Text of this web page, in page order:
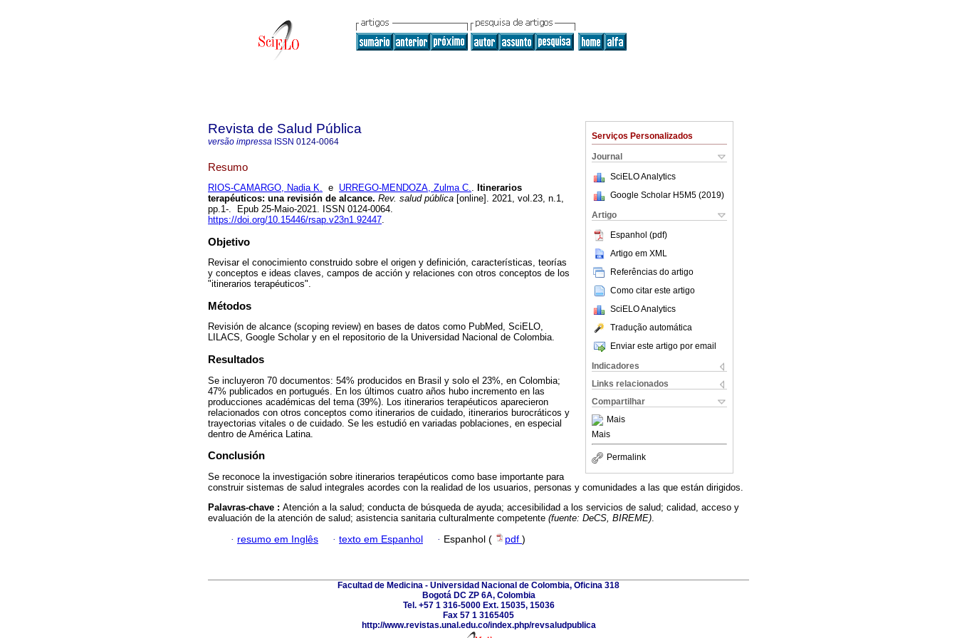
Serviços Personalizados
Journal
SciELO Analytics
Google Scholar H5M5 (2019)
Artigo
Espanhol (pdf)
Artigo em XML
Referências do artigo
Como citar este artigo
SciELO Analytics
Tradução automática
Enviar este artigo por email
Indicadores
Links relacionados
Compartilhar
Mais
Mais
Permalink
Revista de Salud Pública
versão impressa ISSN 0124-0064
Resumo
RIOS-CAMARGO, Nadia K. e URREGO-MENDOZA, Zulma C.. Itinerarios
terapéuticos: una revisión de alcance. Rev. salud pública [online]. 2021, vol.23, n.1,
pp.1-. Epub 25-Maio-2021. ISSN 0124-0064.
https://doi.org/10.15446/rsap.v23n1.92447.
Objetivo
Revisar el conocimiento construido sobre el origen y definición, características, teorías
y conceptos e ideas claves, campos de acción y relaciones con otros conceptos de los
"itinerarios terapéuticos".
Métodos
Revisión de alcance (scoping review) en bases de datos como PubMed, SciELO,
LILACS, Google Scholar y en el repositorio de la Universidad Nacional de Colombia.
Resultados
Se incluyeron 70 documentos: 54% producidos en Brasil y solo el 23%, en Colombia;
47% publicados en portugués. En los últimos cuatro años hubo incremento en las
producciones académicas del tema (39%). Los itinerarios terapéuticos aparecieron
relacionados con otros conceptos como itinerarios de cuidado, itinerarios burocráticos y
trayectorias vitales o de cuidado. Se les estudió en variadas poblaciones, en especial
dentro de América Latina.
Conclusión
Se reconoce la investigación sobre itinerarios terapéuticos como base importante para
construir sistemas de salud integrales acordes con la realidad de los usuarios, personas y comunidades a las que están dirigidos.
Palavras-chave : Atención a la salud; conducta de búsqueda de ayuda; accesibilidad a los servicios de salud; calidad, acceso y
evaluación de la atención de salud; asistencia sanitaria culturalmente competente (fuente: DeCS, BIREME)
· resumo em Inglês · texto em Espanhol · Espanhol ( pdf )
Facultad de Medicina - Universidad Nacional de Colombia, Oficina 318
Bogotá DC ZP 6A, Colombia
Tel. +57 1 316-5000 Ext. 15035, 15036
Fax 57 1 3165405
http://www.revistas.unal.edu.co/index.php/revsaludpublica